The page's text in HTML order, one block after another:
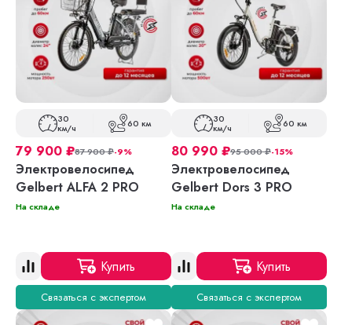
30
км/ч 60 км
79 900 ₽87 900₽-9%
Электровелосипед
Gelbert ALFA 2 PRO
На складе
Купить
Связаться с экспертом
30
км/ч 60 км
80 990 ₽95 000₽-15%
Электровелосипед
Gelbert Dors 3 PRO
На складе
Купить
Связаться с экспертом